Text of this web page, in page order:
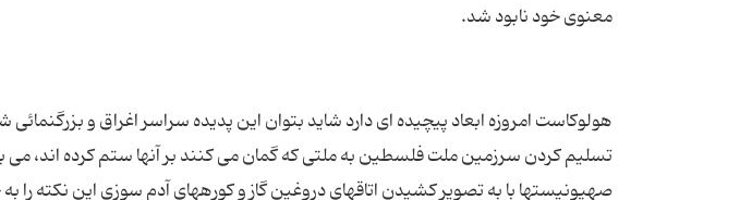
هولوکاست امروزه ابعاد پیچیده ای دارد شاید بتوان این پدیده سراسر اغراق و بزرگنمائی
صهیونیستها با به تصویر کشیدن اتاقهای دروغین گاز و کورههای آدم سوزی این نکته را